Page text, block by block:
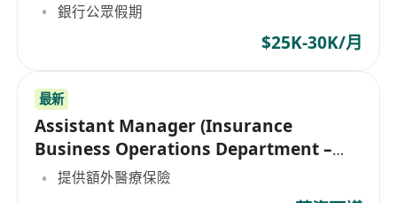
銀行公眾假期
$25K-30K/月
最新
Assistant Manager (Insurance
Business Operations Department –
Credit Operations)
提供額外醫療保險